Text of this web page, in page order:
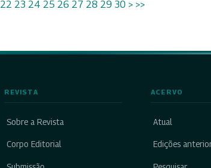
22 23 24 25 26 27 28 29 30 > >>
REVISTA
Sobre a Revista
Corpo Editorial
ACERVO
Atual
Edições